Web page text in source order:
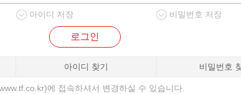
아이디 저장 비밀번호 저장
로그인
아이디 찾기 비밀번호
에 접속하셔서 변경하실 수 있습니다.